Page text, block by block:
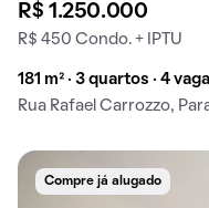
R$ 1.250.000
R$ 450 Condo. + IPTU
181 m² · 3 quartos · 4
Rua Rafael Carrozzo,
Compre já alugado